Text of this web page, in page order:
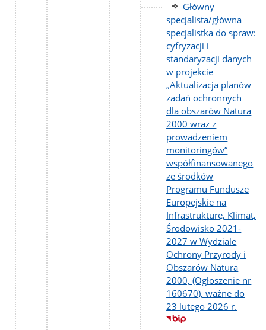
Główny
specjalista/główna
specjalistka do spraw:
cyfryzacji i
standaryzacji danych
w projekcie
„Aktualizacja planów
zadań ochronnych
dla obszarów Natura
2000 wraz z
prowadzeniem
monitoringów”
współfinansowanego
ze środków
Programu Fundusze
Europejskie na
Infrastrukturę, Klimat,
Środowisko 2021-
2027 w Wydziale
Ochrony Przyrody i
Obszarów Natura
2000, (Ogłoszenie nr
160670), ważne do
23 lutego 2026 r.